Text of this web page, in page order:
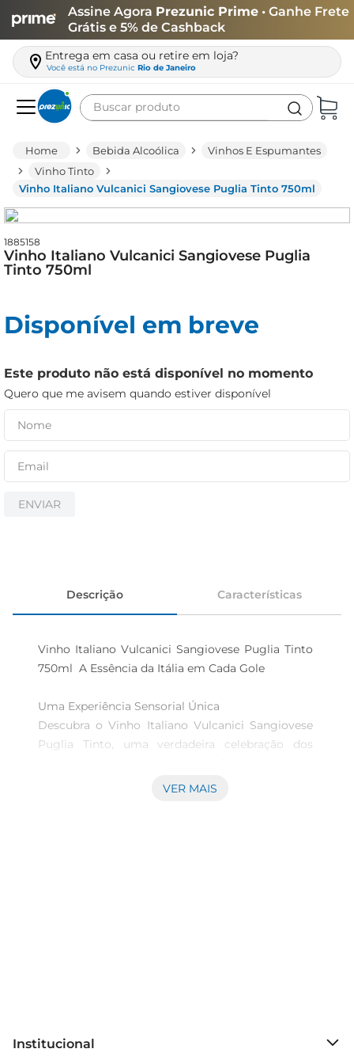
Assine Agora Prezunic Prime • Ganhe Frete
Grátis e 5% de Cashback
Entrega em casa ou retire em loja?
Você está no Prezunic Rio de Janeiro
Buscar produto
Bebida Alcoólica
Vinhos E Espumantes
Vinho Tinto
Vinho Italiano Vulcanici Sangiovese Puglia Tinto 750ml
1885158
Vinho Italiano Vulcanici Sangiovese Puglia
Tinto 750ml
Disponível em breve
Este produto não está disponível no momento
Quero que me avisem quando estiver disponível
ENVIAR
Descrição Características
Vinho Italiano Vulcanici Sangiovese Puglia Tinto
750ml  A Essência da Itália em Cada Gole
Uma Experiência Sensorial Única
Descubra o Vinho Italiano Vulcanici Sangiovese
Puglia Tinto, uma verdadeira celebração dos
Itália. Com um toque de tradição e elaboração
garrafa contém 750ml de pura satisfação,
VER MAIS
Institucional
leite
queijo
biscoito
arroz
papel higiênico
cerveja